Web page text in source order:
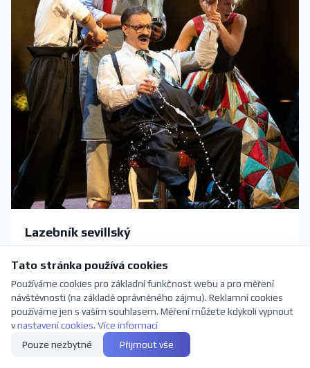
Lazebník sevillský
Opera
Tato stránka používá cookies
Používáme cookies pro základní funkčnost webu a pro měření
návštěvnosti (na základě oprávněného zájmu). Reklamní cookies
používáme jen s vaším souhlasem. Měření můžete kdykoli vypnout
vnastavení cookies. Více informací
Pouze nezbytné
Přijmout vše